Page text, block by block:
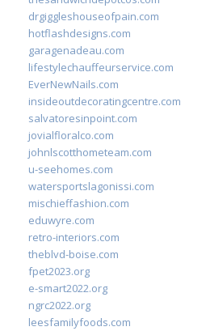
drgiggleshouseofpain.com
hotflashdesigns.com
garagenadeau.com
lifestylechauffeurservice.com
EverNewNails.com
insideoutdecoratingcentre.com
salvatoresinpoint.com
jovialfloralco.com
johnlscotthometeam.com
u-seehomes.com
watersportslagonissi.com
mischieffashion.com
eduwyre.com
retro-interiors.com
theblvd-boise.com
fpet2023.org
e-smart2022.org
ngrc2022.org
leesfamilyfoods.com